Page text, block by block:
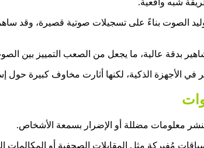
شبه واقعية.
بدقة عالية، ما يجعل من الصعب التمييز بين
الأجهزة الذكية، لكنها أثارت مخاوف كبيرة حول
معلومات مضللة أو الإضرار بسمعة الأشخاص.
مُفبركة مثل المقابلات الصحفية أو المكالمات